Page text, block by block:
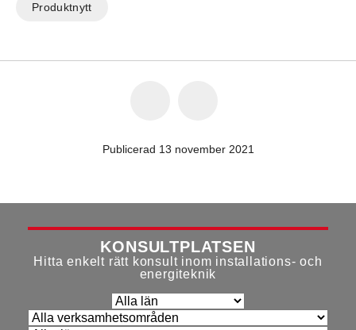
Produktnytt
Publicerad 13 november 2021
KONSULTPLATSEN
Hitta enkelt rätt konsult inom installations- och
energiteknik